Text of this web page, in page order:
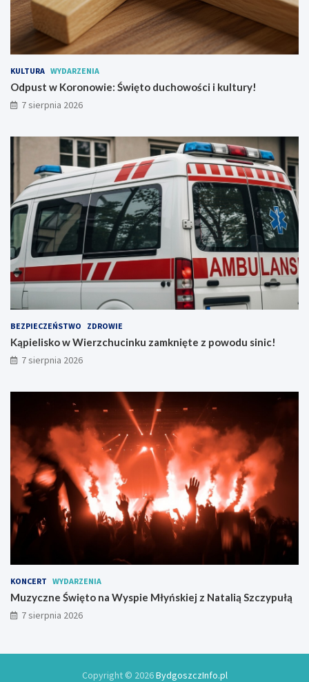
P
e
ł
e
n
W
r
a
t
u
r
y
!
KULTURA WYDARZENIA
Odpust w Koronowie: Święto duchowości i kultury!
7 sierpnia 2026
BEZPIECZEŃSTWO ZDROWIE
Kąpielisko w Wierzchucinku zamknięte z powodu sinic!
7 sierpnia 2026
KONCERT WYDARZENIA
Muzyczne Święto na Wyspie Młyńskiej z Natalią Szczypułą
7 sierpnia 2026
Copyright © 2026BydgoszczInfo.pl